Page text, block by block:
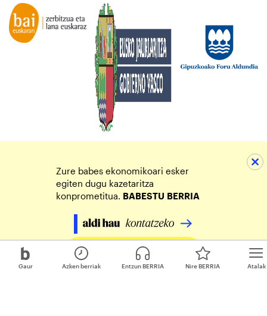
Gaur Atalak
Azken berriak Entzun BERRIA Nire BERRIA
Zure babes ekonomikoari esker
egiten dugu kazetaritza
konprometitua. BABESTU BERRIA
Egin zure ekarpena